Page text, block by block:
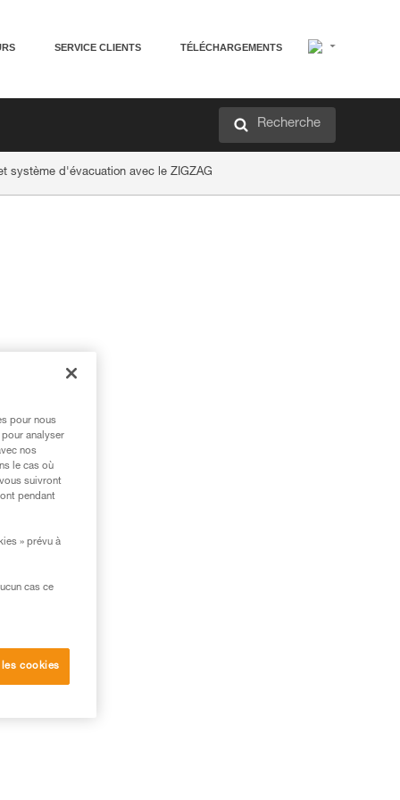
SERVICE CLIENTS TÉLÉCHARGEMENTS
Recherche
système d'évacuation avec le ZIGZAG
pour nous
analyser
nos
le cas où
suivront
pendant
» prévu à
cas ce
cookies